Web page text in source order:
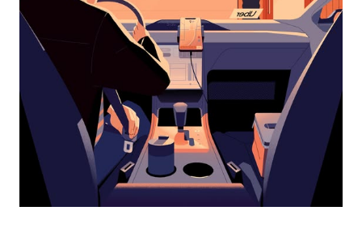
el
botón
escape
el
calendario.